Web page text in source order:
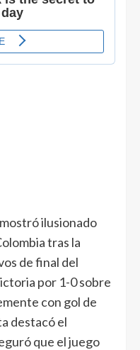
mostró ilusionado
tras la
de final del
por 1-0 sobre
con gol de
destacó el
que el juego